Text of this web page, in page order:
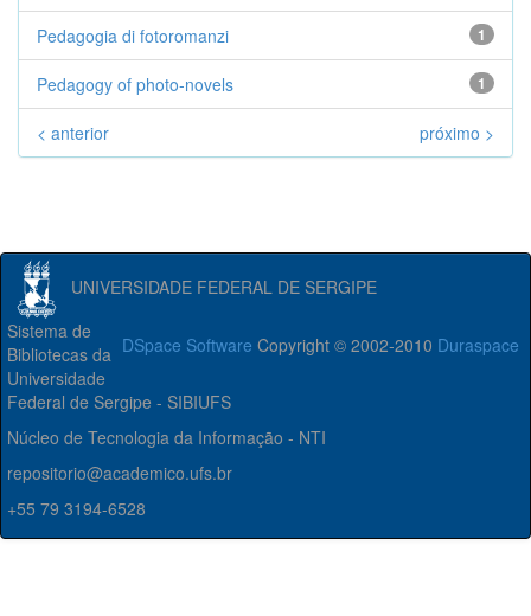
1
Pedagogia di fotoromanzi
1
Pedagogy of photo-novels
< anterior próximo >
UNIVERSIDADE FEDERAL DE SERGIPE
DSpace Software Copyright © 2002-2010 Duraspace
Sistema de
Bibliotecas da
Universidade
Federal de Sergipe - SIBIUFS
Núcleo de Tecnologia da Informação - NTI
repositorio@academico.ufs.br
+55 79 3194-6528